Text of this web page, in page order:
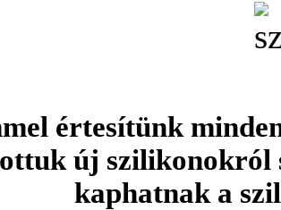
értesítünk
új szilikonokról
kaphatnak a